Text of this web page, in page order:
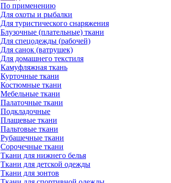
По применению
Для охоты и рыбалки
Для туристического снаряжения
Блузочные (плательные) ткани
Для спецодежды (рабочей)
Для санок (ватрушек)
Для домашнего текстиля
Камуфляжная ткань
Курточные ткани
Костюмные ткани
Мебельные ткани
Палаточные ткани
Подкладочные
Плащевые ткани
Пальтовые ткани
Рубашечные ткани
Сорочечные ткани
Ткани для нижнего белья
Ткани для детской одежды
Ткани для зонтов